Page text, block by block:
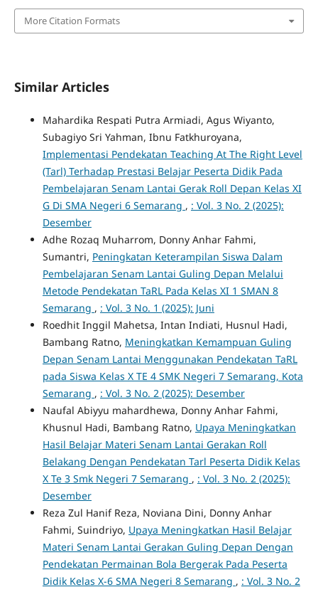
More Citation Formats
Similar Articles
Mahardika Respati Putra Armiadi, Agus Wiyanto,
Subagiyo Sri Yahman, Ibnu Fatkhuroyana,
Implementasi Pendekatan Teaching At The Right Level
(Tarl) Terhadap Prestasi Belajar Peserta Didik Pada
Pembelajaran Senam Lantai Gerak Roll Depan Kelas XI
G Di SMA Negeri 6 Semarang , : Vol. 3 No. 2 (2025):
Desember
Adhe Rozaq Muharrom, Donny Anhar Fahmi,
Sumantri, Peningkatan Keterampilan Siswa Dalam
Pembelajaran Senam Lantai Guling Depan Melalui
Metode Pendekatan TaRL Pada Kelas XI 1 SMAN 8
Semarang , : Vol. 3 No. 1 (2025): Juni
Roedhit Inggil Mahetsa, Intan Indiati, Husnul Hadi,
Bambang Ratno, Meningkatkan Kemampuan Guling
Depan Senam Lantai Menggunakan Pendekatan TaRL
pada Siswa Kelas X TE 4 SMK Negeri 7 Semarang, Kota
Semarang , : Vol. 3 No. 2 (2025): Desember
Naufal Abiyyu mahardhewa, Donny Anhar Fahmi,
Khusnul Hadi, Bambang Ratno, Upaya Meningkatkan
Hasil Belajar Materi Senam Lantai Gerakan Roll
Belakang Dengan Pendekatan Tarl Peserta Didik Kelas
X Te 3 Smk Negeri 7 Semarang , : Vol. 3 No. 2 (2025):
Desember
Reza Zul Hanif Reza, Noviana Dini, Donny Anhar
Fahmi, Suindriyo, Upaya Meningkatkan Hasil Belajar
Materi Senam Lantai Gerakan Guling Depan Dengan
Pendekatan Permainan Bola Bergerak Pada Peserta
Didik Kelas X-6 SMA Negeri 8 Semarang , : Vol. 3 No. 2